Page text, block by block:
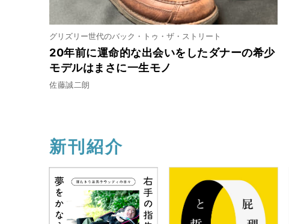
グリズリー世代のバック・トゥ・ザ・ストリート
20年前に運命的な出会いをしたダナーの希少
モデルはまさに一生モノ
佐藤誠二朗
新刊紹介